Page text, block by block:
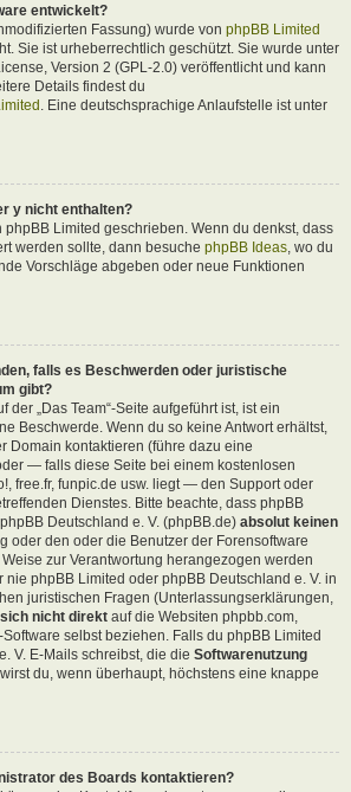
entwickelt?
Fassung) wurde von phpBB Limited
Sie ist urheberrechtlich geschützt. Sie wurde unter
Version 2 (GPL-2.0) veröffentlicht und kann
Details findest du
. Eine deutschsprachige Anlaufstelle ist unter
y nicht enthalten?
phpBB Limited geschrieben. Wenn du denkst, dass
werden sollte, dann besuche phpBB Ideas , wo du
Vorschläge abgeben oder neue Funktionen
falls es Beschwerden oder juristische
gibt?
der „Das Team“-Seite aufgeführt ist, ist ein
Beschwerde. Wenn du so keine Antwort erhältst,
Domain kontaktieren (führe dazu eine
— falls diese Seite bei einem kostenlosen
free.fr, funpic.de usw. liegt — den Support oder
Dienstes. Bitte beachte, dass phpBB
Deutschland e. V. (phpBB.de) absolut keinen
oder den oder die Benutzer der Forensoftware
zur Verantwortung herangezogen werden
phpBB Limited oder phpBB Deutschland e. V. in
juristischen Fragen (Unterlassungserklärungen,
sich nicht direkt auf die Websiten phpbb.com,
selbst beziehen. Falls du phpBB Limited
V. E-Mails schreibst, die die Softwarenutzung
du, wenn überhaupt, höchstens eine knappe
des Boards kontaktieren?